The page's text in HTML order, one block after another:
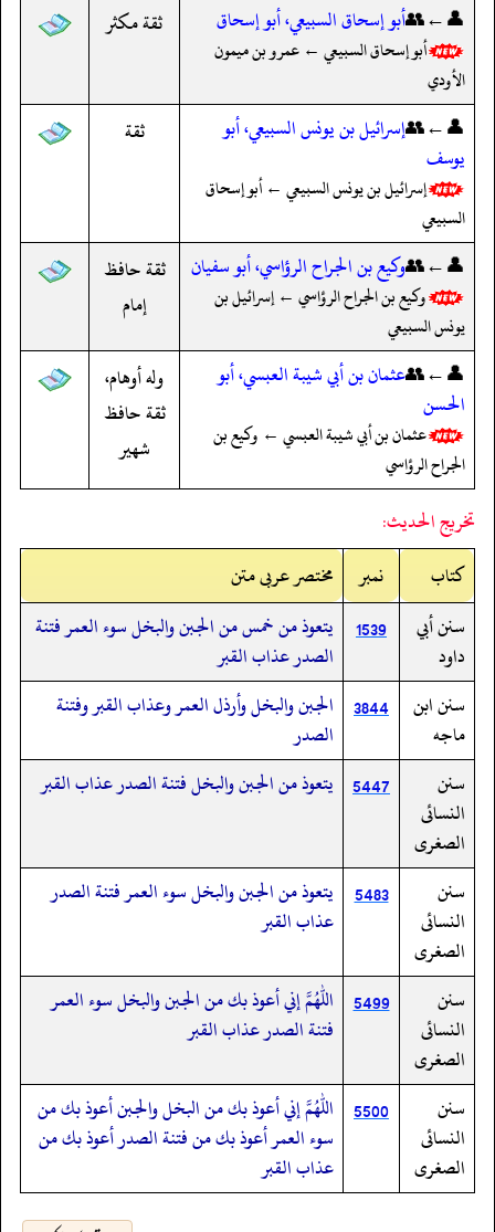
👤←👥أبو إسحاق السبيعي، أبو إسحاق
أبو إسحاق السبيعي ← عمرو بن ميمون
الأودي
ثقة مكثر
👤←👥إسرائيل بن يونس السبيعي، أبو
يوسف
إسرائيل بن يونس السبيعي ← أبو إسحاق
السبيعي
ثقة
👤←👥وكيع بن الجراح الرؤاسي، أبو سفيان
وكيع بن الجراح الرؤاسي ← إسرائيل بن
يونس السبيعي
ثقة حافظ
إمام
👤←👥عثمان بن أبي شيبة العبسي، أبو
الحسن
عثمان بن أبي شيبة العبسي ← وكيع بن
الجراح الرؤاسي
وله أوهام،
ثقة حافظ
شهير
تخريج الحديث:
کتاب
نمبر
مختصر عربی متن
سنن أبي
داود
1539
يتعوذ من خمس من الجبن والبخل سوء العمر فتنة
الصدر عذاب القبر
سنن ابن
ماجه
3844 الجبن والبخل وأرذل العمر وعذاب القبر وفتنة
الصدر
سنن
النسائى
الصغرى
5447 يتعوذ من الجبن والبخل فتنة الصدر عذاب القبر
سنن
النسائى
الصغرى
5483
يتعوذ من الجبن والبخل سوء العمر فتنة الصدر
عذاب القبر
سنن
النسائى
الصغرى
5499 اللهم إني أعوذ بك من الجبن والبخل سوء العمر
فتنة الصدر عذاب القبر
سنن
النسائى
الصغرى
5500 اللهم إني أعوذ بك من البخل والجبن أعوذ بك من
سوء العمر أعوذ بك من فتنة الصدر أعوذ بك من
عذاب القبر